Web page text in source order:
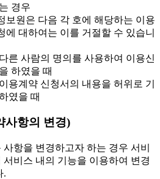
경우
보원은 다음 각 호에 해당하는 이용
에 대하여는 이를 거절할 수 있습니
른 사람의 명의를 사용하여 이용신
하였을 때
용계약 신청서의 내용을 허위로 기
였을 때
사항의 변경)
항을 변경하고자 하는 경우 서비
서비스 내의 기능을 이용하여 변경
.